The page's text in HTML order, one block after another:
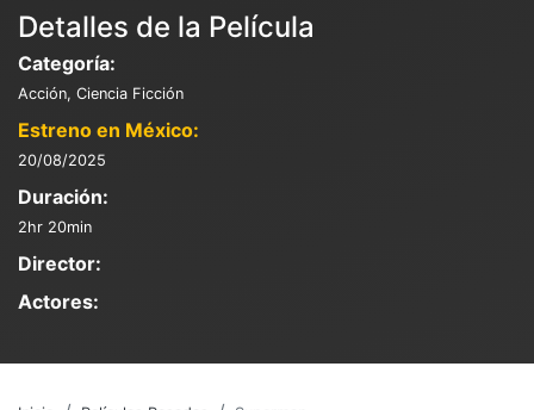
Detalles de la Película
Categoría:
Acción, Ciencia Ficción
Estreno en México:
20/08/2025
Duración:
2hr 20min
Director:
Actores: